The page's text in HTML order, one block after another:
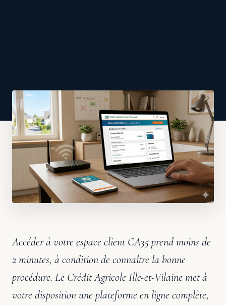
Accéder à votre espace client CA35 prend moins de
2 minutes, à condition de connaître la bonne
procédure. Le Crédit Agricole Ille-et-Vilaine met à
votre disposition une plateforme en ligne complète,